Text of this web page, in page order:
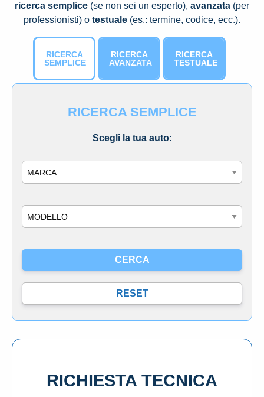
ricerca semplice (se non sei un esperto), avanzata (per
professionisti) o testuale (es.: termine, codice, ecc.).
RICERCA
SEMPLICE
RICERCA
AVANZATA
RICERCA
TESTUALE
RICERCA SEMPLICE
Scegli la tua auto:
RICHIESTA TECNICA